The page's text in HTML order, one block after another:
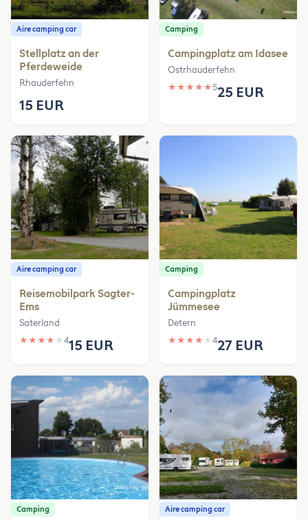
Aire camping car
Stellplatz an der
Pferdeweide
Rhauderfehn
15 EUR
Camping
Campingplatz am Idasee
Ostrhauderfehn
★ ★ ★ ★ ★525 EUR
Aire camping car
Reisemobilpark Sagter-
Ems
Saterland
★ ★ ★ ★ ★ 415 EUR
Camping
Campingplatz
Jümmesee
Detern
★ ★ ★ ★ ★ 427 EUR
Camping Aire camping car